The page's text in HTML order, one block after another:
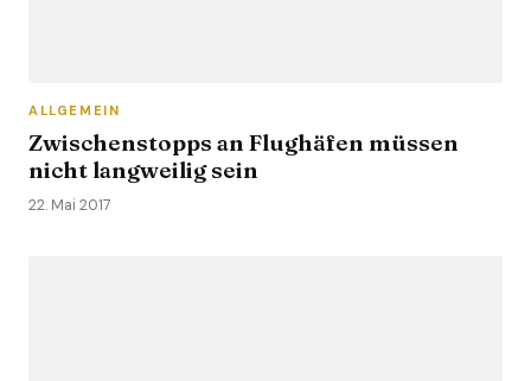
ALLGEMEIN
Zwischenstopps an Flughäfen müssen
nicht langweilig sein
22. Mai 2017